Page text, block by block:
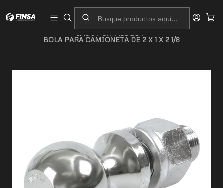
BOLA PARA CAMIONETA DE 2 X 1 X 2 1/8